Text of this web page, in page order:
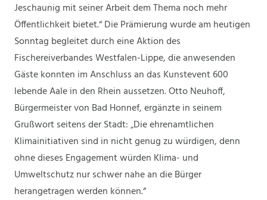
Jeschaunig mit seiner Arbeit dem Thema noch mehr
Öffentlichkeit bietet.“ Die Prämierung wurde am heutigen
Sonntag begleitet durch eine Aktion des
Fischereiverbandes Westfalen-Lippe, die anwesenden
Gäste konnten im Anschluss an das Kunstevent 600
lebende Aale in den Rhein aussetzen. Otto Neuhoff,
Bürgermeister von Bad Honnef, ergänzte in seinem
Grußwort seitens der Stadt: „Die ehrenamtlichen
Klimainitiativen sind in nicht genug zu würdigen, denn
ohne dieses Engagement würden Klima- und
Umweltschutz nur schwer nahe an die Bürger
herangetragen werden können.“